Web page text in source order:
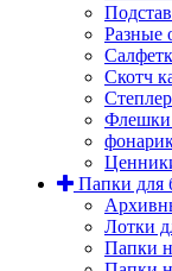
Разные
Скотч
Флешки
Папки для
Лотки
Папки